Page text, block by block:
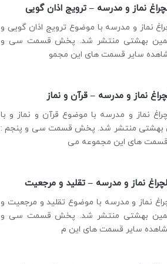
نماز و مدرسه – ترویج اذان گویی
و مدرسه با موضوع ترویج اذان گویی و
بهشتی منتشر شد. پخش قسمت سی و
سایر قسمت های این مجمو
نماز و مدرسه – قرآن و نماز
نماز و مدرسه با موضوع قرآن و نماز و با
بهشتی منتشر شد. پخش قسمت سی و پنجم :
قسمت های این مجموعه می
نماز و مدرسه – تقلید و مرجعیت
نماز و مدرسه با موضوع تقلید و مرجعیت و
بهشتی منتشر شد. پخش قسمت سی و
سایر قسمت های این م